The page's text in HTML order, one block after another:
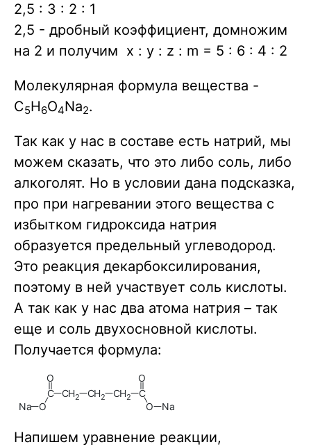
2,5 : 3 : 2 : 1
2,5 - дробный коэффициент, домножим
на 2 и получим x : y : z : m = 5 : 6 : 4 : 2
Молекулярная формула вещества -
C5H6O4Na2.
Так как у нас в составе есть натрий, мы
можем сказать, что это либо соль, либо
алкоголят. Но в условии дана подсказка,
про при нагревании этого вещества с
избытком гидроксида натрия
образуется предельный углеводород.
Это реакция декарбоксилирования,
поэтому в ней участвует соль кислоты.
А так как у нас два атома натрия – так
еще и соль двухосновной кислоты.
Получается формула:
Na O
C
O
CH2 CH2 CH2 C
O
O Na
Напишем уравнение реакции,